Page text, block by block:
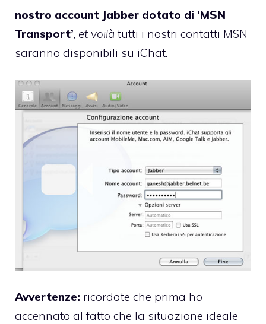
nostro account Jabber dotato di ‘MSN
Transport’, et voilà tutti i nostri contatti MSN
saranno disponibili su iChat.
Avvertenze: ricordate che prima ho
accennato al fatto che la situazione ideale